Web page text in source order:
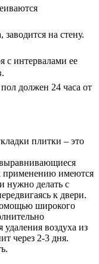
на стену.
с интервалами ее
должен 24 часа от
плитки – это
применению имеются
нужно делать с
к двери.
широкого
воздуха из
через 2-3 дня.